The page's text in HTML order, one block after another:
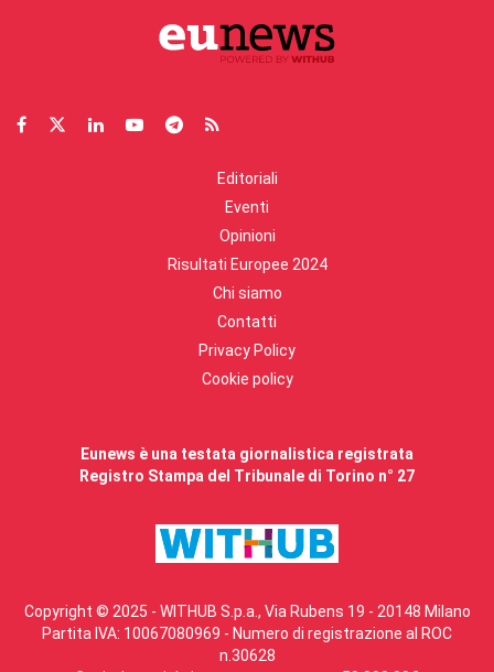
Editoriali
Eventi
Opinioni
Risultati Europee 2024
Chi siamo
Contatti
Privacy Policy
Cookie policy
Eunews è una testata giornalistica registrata
Registro Stampa del Tribunale di Torino n° 27
Copyright © 2025 - WITHUB S.p.a., Via Rubens 19 - 20148 Milano
Partita IVA: 10067080969 - Numero di registrazione al ROC
n.30628